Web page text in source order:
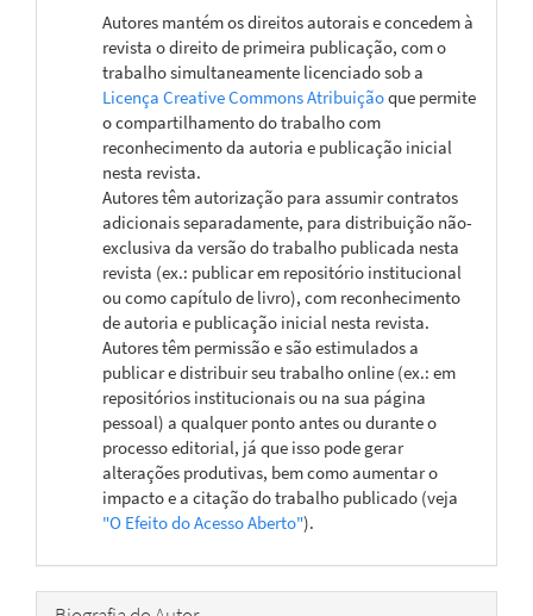
Autores mantém os direitos autorais e concedem à
revista o direito de primeira publicação, com o
trabalho simultaneamente licenciado sob a
Licença Creative Commons Atribuiçãoque permite
o compartilhamento do trabalho com
reconhecimento da autoria e publicação inicial
nesta revista.
Autores têm autorização para assumir contratos
adicionais separadamente, para distribuição não-
exclusiva da versão do trabalho publicada nesta
revista (ex.: publicar em repositório institucional
ou como capítulo de livro), com reconhecimento
de autoria e publicação inicial nesta revista.
Autores têm permissão e são estimulados a
publicar e distribuir seu trabalho online (ex.: em
repositórios institucionais ou na sua página
pessoal) a qualquer ponto antes ou durante o
processo editorial, já que isso pode gerar
alterações produtivas, bem como aumentar o
impacto e a citação do trabalho publicado (veja
"O Efeito do Acesso Aberto").